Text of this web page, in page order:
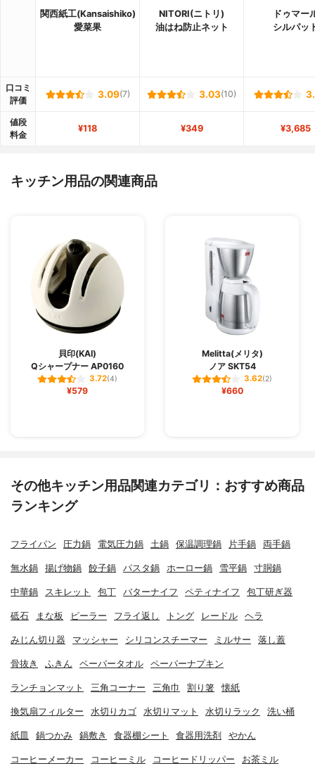
関西紙工(Kansaishiko)
愛菜果
NITORI(ニトリ)
油はね防止ネット
ドゥマー
シルパッ
口コミ
評価
3.09(7) 3.03(10)
値段
料金
¥118 ¥349 ¥3,685
キッチン用品の関連商品
貝印(KAI)
Qシャープナー AP0160
3.72(4)
¥579
Melitta(メリタ)
ノア SKT54
3.62(2)
¥660
その他キッチン用品関連カテゴリ：おすすめ商品
ランキング
フライパン 圧力鍋 電気圧力鍋 土鍋 保温調理鍋 片手鍋 両手鍋
無水鍋 揚げ物鍋 餃子鍋 パスタ鍋 ホーロー鍋 雪平鍋 寸胴鍋
中華鍋 スキレット 包丁 バターナイフ ペティナイフ 包丁研ぎ器
砥石 まな板 ピーラー フライ返し トング レードル ヘラ
みじん切り器 マッシャー シリコンスチーマー ミルサー 落し蓋
骨抜き ふきん ペーパータオル ペーパーナプキン
ランチョンマット 三角コーナー 三角巾 割り箸 懐紙
換気扇フィルター 水切りカゴ 水切りマット 水切りラック 洗い桶
紙皿 鍋つかみ 鍋敷き 食器棚シート 食器用洗剤 やかん
コーヒーメーカー コーヒーミル コーヒードリッパー お茶ミル